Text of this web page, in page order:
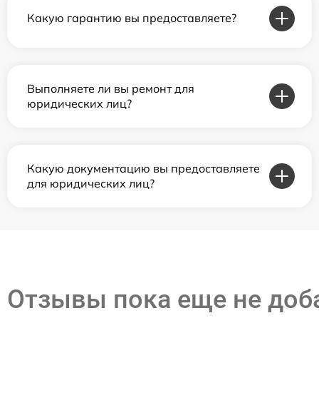
Какую гарантию вы предоставляете?
Выполняете ли вы ремонт для
юридических лиц?
Какую документацию вы предоставляете
для юридических лиц?
Отзывы пока еще не